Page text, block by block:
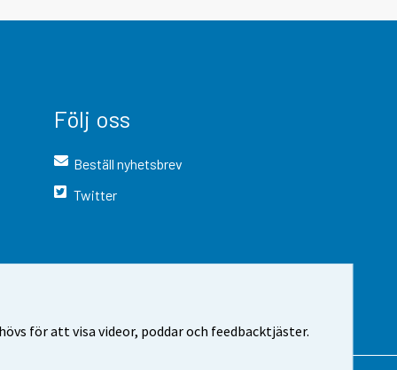
för att visa videor, poddar och feedbacktjäster.
Följ oss
Beställ nyhetsbrev
Twitter